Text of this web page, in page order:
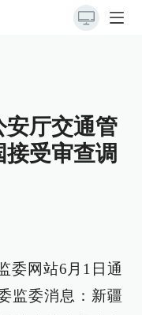
安厅交通管
受审查调
委网站6月1日通
监委消息：新疆